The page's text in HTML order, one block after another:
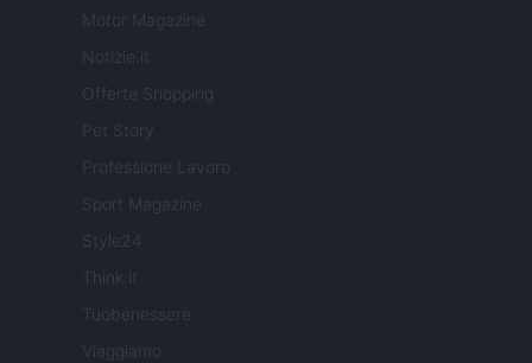
Motor Magazine
Notizie.it
Offerte Shopping
Pet Story
Professione Lavoro
Sport Magazine
Style24
Think.it
Tuobenessere
Viaggiamo